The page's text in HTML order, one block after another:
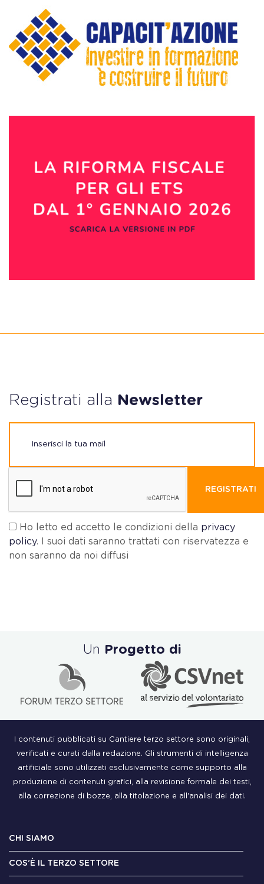
Registrati alla Newsletter
REGISTRATI
Ho letto ed accetto le condizioni della privacy
policy. I suoi dati saranno trattati con riservatezza e
non saranno da noi diffusi
Un Progetto di
I contenuti pubblicati su Cantiere terzo settore sono originali,
verificati e curati dalla redazione. Gli strumenti di intelligenza
artificiale sono utilizzati esclusivamente come supporto alla
produzione di contenuti grafici, alla revisione formale dei testi,
alla correzione di bozze, alla titolazione e all'analisi dei dati.
CHI SIAMO
COS'È IL TERZO SETTORE